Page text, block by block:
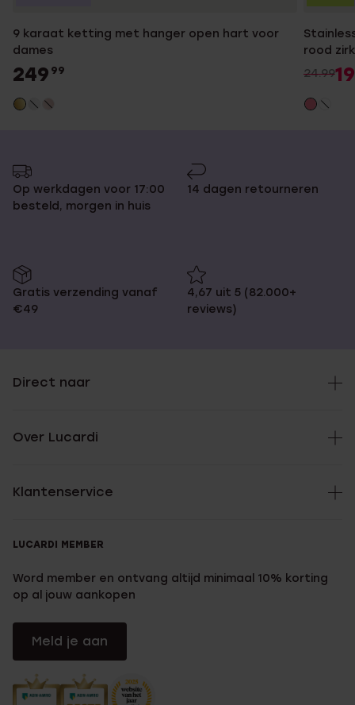
9 karaat ketting met hanger open hart voor
dames
249 99
rood
24.9919
Op werkdagen voor 17:00
besteld, morgen in huis
14 dagen retourneren
Gratis verzending vanaf
€49
4,67 uit 5 (82.000+
reviews)
Direct naar
Over Lucardi
Klantenservice
LUCARDI MEMBER
Word member en ontvang altijd minimaal 10% korting
op al jouw aankopen
Meld je aan